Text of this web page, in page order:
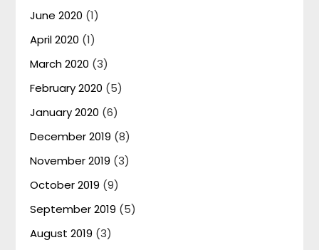
June 2020 (1)
April 2020 (1)
March 2020 (3)
February 2020 (5)
January 2020 (6)
December 2019 (8)
November 2019 (3)
October 2019 (9)
September 2019 (5)
August 2019 (3)